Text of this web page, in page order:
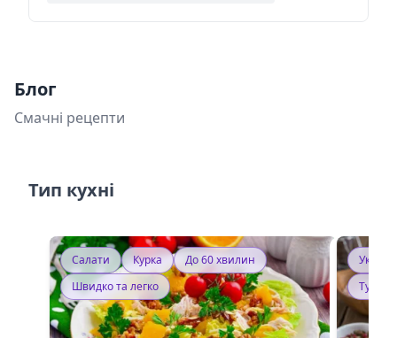
Блог
Смачні рецепти
Тип кухні
Салати Курка
До 60 хвилин
Швидко та легко